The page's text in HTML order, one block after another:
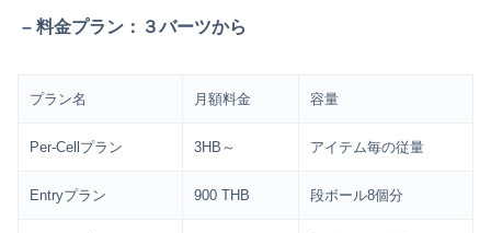
– 料金プラン：３バーツから
プラン名 月額料金 容量
Per-Cellプラン 3HB～ アイテム毎の従量
Entryプラン 900 THB 段ボール8個分